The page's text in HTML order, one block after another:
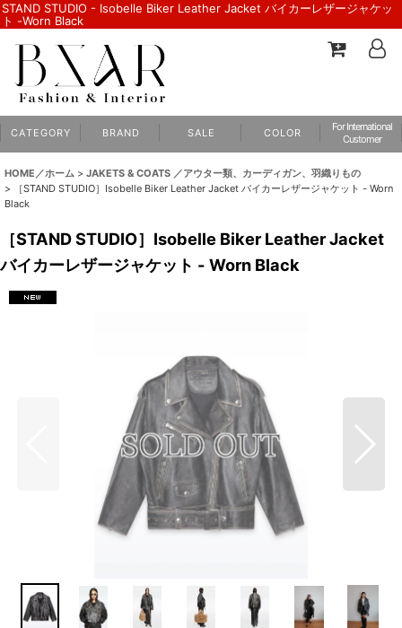
STAND STUDIO - Isobelle Biker Leather Jacket バイカーレザージャケッ
ト -Worn Black
C A T E G O R Y B R A N D S A L E C O L O R
For International
Customer
HOME／ホーム > JAKETS & COATS ／アウター類、カーディガン、羽織りもの
>
［STAND STUDIO］Isobelle Biker Leather Jacket バイカーレザージャケット - Worn
Black
［STAND STUDIO］Isobelle Biker Leather Jacket
バイカーレザージャケット - Worn Black